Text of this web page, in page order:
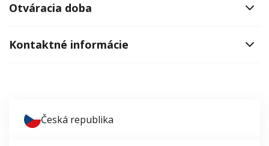
Otváracia doba
Kontaktné informácie
Česká republika